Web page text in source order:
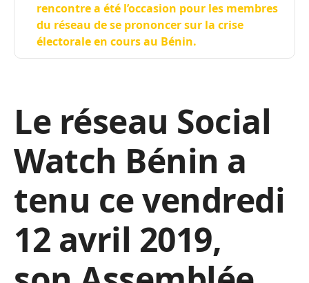
rencontre a été l’occasion pour les membres
du réseau de se prononcer sur la crise
électorale en cours au Bénin.
Le réseau Social
Watch Bénin a
tenu ce vendredi
12 avril 2019,